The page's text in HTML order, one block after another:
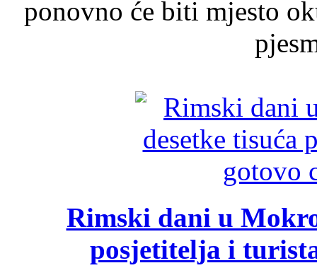
ponovno će biti mjesto
Rimski dani u
posjetitelja i